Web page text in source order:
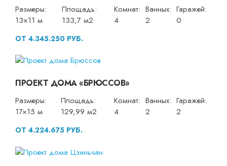
Размеры:
13×11 м
Площадь:
133,7 м2
Комнат:
4
Ванных:
2
Гаражей:
0
ОТ 4.345.250 РУБ.
ПРОЕКТ ДОМА «БРЮССОВ»
Размеры:
17×15 м
Площадь:
129,99 м2
Комнат:
4
Ванных:
2
Гаражей:
2
ОТ 4.224.675 РУБ.